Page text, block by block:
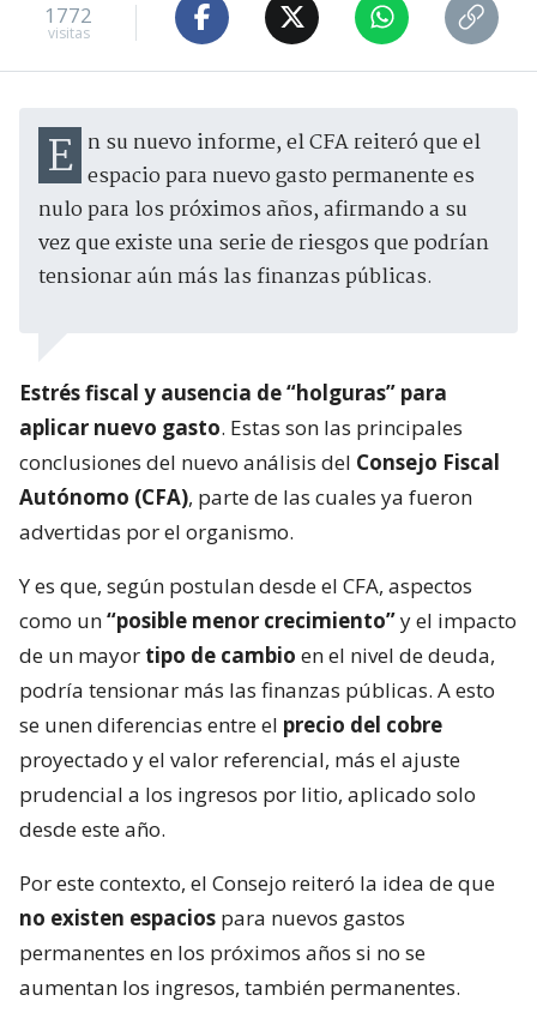
1772
visitas
En su nuevo informe, el CFA reiteró que el espacio para nuevo gasto permanente es
nulo para los próximos años, afirmando a su
vez que existe una serie de riesgos que podrían
tensionar aún más las finanzas públicas.
Estrés fiscal y ausencia de “holguras” para
aplicar nuevo gasto. Estas son las principales
conclusiones del nuevo análisis del Consejo Fiscal
Autónomo (CFA), parte de las cuales ya fueron
advertidas por el organismo.
Y es que, según postulan desde el CFA, aspectos
como un“posible menor crecimiento”y el impacto
de un mayor tipo de cambio en el nivel de deuda,
podría tensionar más las finanzas públicas. A esto
se unen diferencias entre el precio del cobre
proyectado y el valor referencial, más el ajuste
prudencial a los ingresos por litio, aplicado solo
desde este año.
Por este contexto, el Consejo reiteró la idea de que
no existen espacios para nuevos gastos
permanentes en los próximos años si no se
aumentan los ingresos, también permanentes.